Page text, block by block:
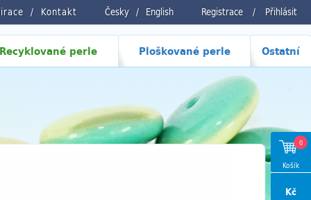
Registrace / Přihlásit
Česky / English
Kontakt
Recyklované perle Ploškované perle Ostatní
0
Košík
Kč